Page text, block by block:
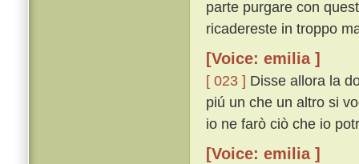
parte purgare con
ricadereste in troppo
[Voice: emilia ]
[ 023 ] Disse allora la
piú un che un altro si
io ne farò ciò che io
[Voice: emilia ]